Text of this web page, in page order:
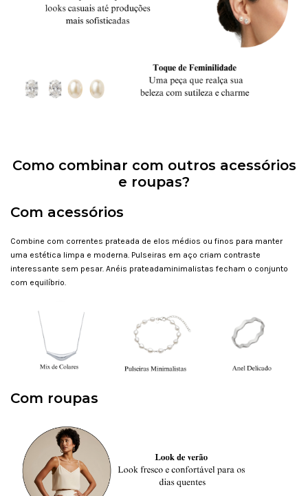
Como combinar com outros acessórios
e roupas?
Com acessórios
Combine com correntes prateada de elos médios ou finos para manter
uma estética limpa e moderna. Pulseiras em aço criam contraste
interessante sem pesar. Anéis prateadaminimalistas fecham o conjunto
com equilíbrio.
Com roupas